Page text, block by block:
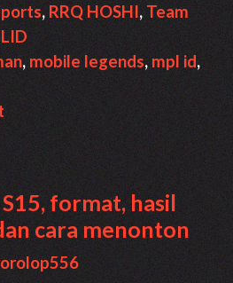
,RRQ HOSHI, Team
, mobile legends, mpl id,
format, hasil
cara menonton